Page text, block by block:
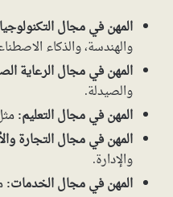
المهن في مجال
والهندسة، والذكاء
المهن في مجال الرعاية
والصيدلة.
المهن في مجال التعليم:
المهن في مجال التجارة
والإدارة.
المهن في مجال الخدمات: